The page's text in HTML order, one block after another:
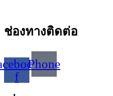
ช่องทางติดต่อ
f
Phone